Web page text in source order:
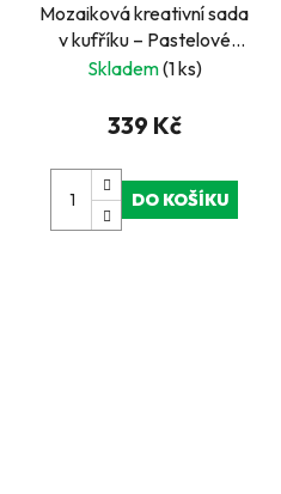
Mozaiková kreativní sada
v kufříku – Pastelové
barvy
Skladem(1 ks)
339 Kč
DO KOŠÍKU